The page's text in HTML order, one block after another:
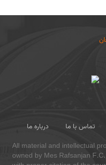
درباره ما تماس با ما
All material and intellectual
owned by Mes Rafsanjan